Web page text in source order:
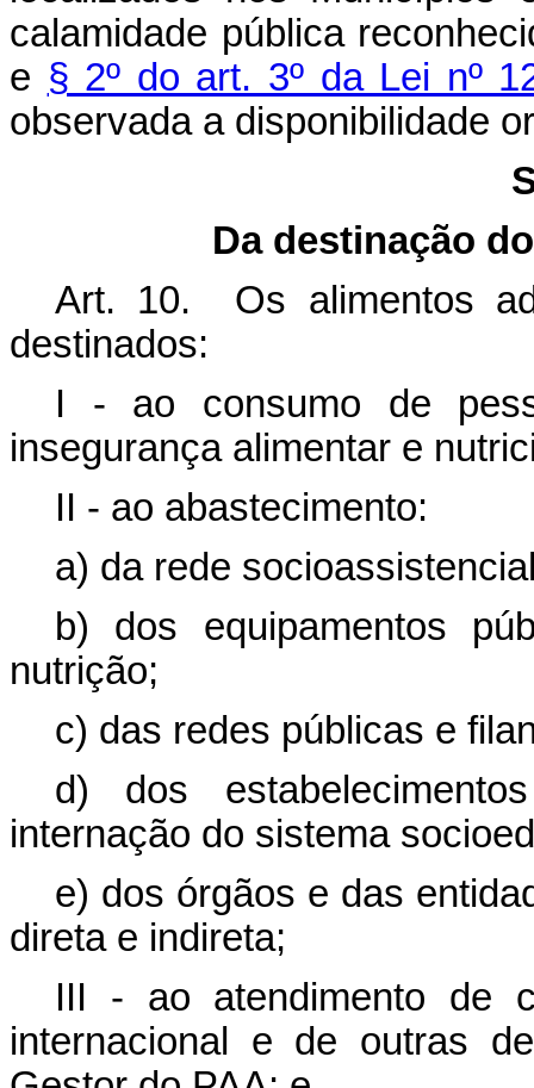
calamidade pública
e § 2º do art. 3º da Lei nº
observada a disponibilidade
Da destinação
Art. 10. Os alimentos
destinados:
I - ao consumo de
insegurança alimentar e
II - ao abastecimento:
a) da rede
b) dos equipamentos
nutrição;
c) das redes públicas e
d) dos
internação do sistema
e) dos órgãos e das
direta e indireta;
III - ao atendimento de
internacional e de outras